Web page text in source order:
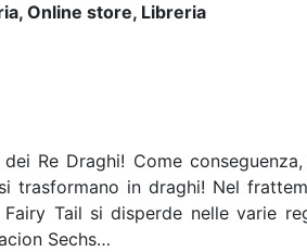
Online store, Libreria
Re Draghi! Come
trasformano in draghi! Nel
Tail si disperde nelle varie
Sechs…